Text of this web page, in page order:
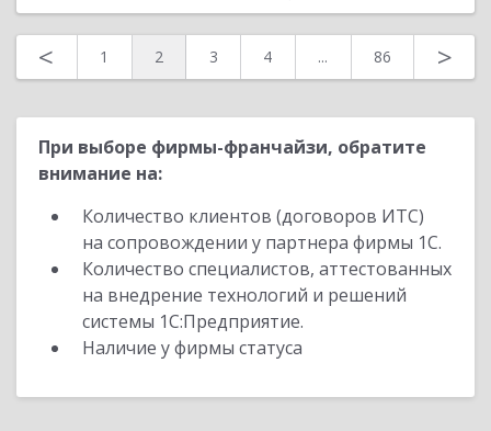
< 1 2 3 4 ... 86 >
При выборе фирмы-франчайзи, обратите
внимание на:
Количество клиентов (договоров ИТС)
на сопровождении у партнера фирмы 1С.
Количество специалистов, аттестованных
на внедрение технологий и решений
системы 1С:Предприятие.
Наличие у фирмы статуса